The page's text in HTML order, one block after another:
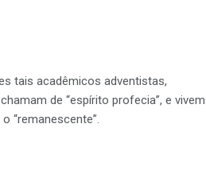
tais acadêmicos adventistas,
de “espírito profecia”, e vivem
“remanescente”.